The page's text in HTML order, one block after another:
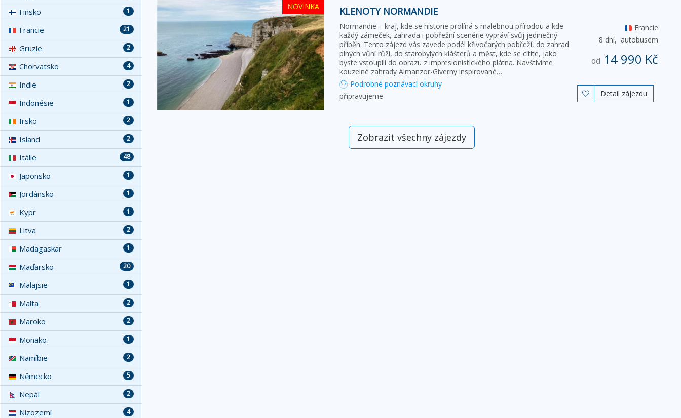
NOVINKA KLENOTY NORMANDIE
Normandie – kraj, kde se historie prolíná s malebnou přírodou a kde
každý zámeček, zahrada i pobřežní scenérie vypráví svůj jedinečný
příběh. Tento zájezd vás zavede podél křivočarých pobřeží, do zahrad
plných vůní růží, do starobylých klášterů a měst, kde se cítíte, jako
byste vstoupili do obrazu z impresionistického plátna. Navštívíme
kouzelné zahrady Almanzor-Giverny inspirované…
Francie
8 dní, autobusem
od 14 990 Kč
Podrobné poznávací okruhy
připravujeme
 Detail zájezdu
Zobrazit všechny zájezdy
1
Finsko
21
Francie
2
Gruzie
4
Chorvatsko
2
Indie
1
Indonésie
2
Irsko
2
Island
48
Itálie
1
Japonsko
1
Jordánsko
1
Kypr
2
Litva
1
Madagaskar
20
Maďarsko
1
Malajsie
2
Malta
2
Maroko
1
Monako
2
Namíbie
5
Německo
2
Nepál
4
Nizozemí